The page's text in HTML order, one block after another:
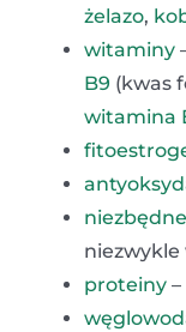
żelazo,
witaminy
B9 (kwas
witamina
niezwykle
proteiny